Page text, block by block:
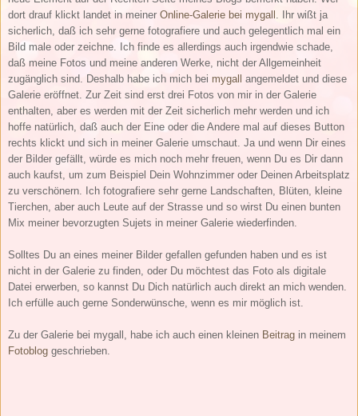
dort drauf klickt landet in meiner Online-Galerie bei mygall
. Ihr wißt ja
sicherlich, daß ich sehr gerne fotografiere und auch gelegentlich mal ein
Bild male oder zeichne. Ich finde es allerdings auch irgendwie schade,
daß meine Fotos und meine anderen Werke, nicht der Allgemeinheit
zugänglich sind. Deshalb habe ich mich bei mygall
angemeldet und diese
Galerie eröffnet. Zur Zeit sind erst drei Fotos von mir in der Galerie
enthalten, aber es werden mit der Zeit sicherlich mehr werden und ich
hoffe natürlich, daß auch der Eine oder die Andere mal auf dieses Button
rechts klickt und sich in meiner Galerie umschaut. Ja und wenn Dir eines
der Bilder gefällt, würde es mich noch mehr freuen, wenn Du es Dir dann
auch kaufst, um zum Beispiel Dein Wohnzimmer oder Deinen Arbeitsplatz
zu verschönern. Ich fotografiere sehr gerne Landschaften, Blüten, kleine
Tierchen, aber auch Leute auf der Strasse und so wirst Du einen bunten
Mix meiner bevorzugten Sujets in meiner Galerie wiederfinden.
Solltes Du an eines meiner Bilder gefallen gefunden haben und es ist
nicht in der Galerie zu finden, oder Du möchtest das Foto als digitale
Datei erwerben, so kannst Du Dich natürlich auch direkt an mich wenden.
Ich erfülle auch gerne Sonderwünsche, wenn es mir möglich ist.
Zu der Galerie bei mygall, habe ich auch einen kleinen Beitrag in meinem
Fotoblog geschrieben.